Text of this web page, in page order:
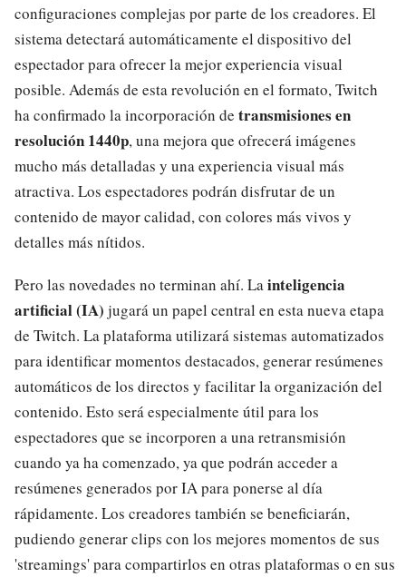
configuraciones complejas por parte de los creadores. El
sistema detectará automáticamente el dispositivo del
espectador para ofrecer la mejor experiencia visual
posible. Además de esta revolución en el formato, Twitch
ha confirmado la incorporación de transmisiones en
resolución 1440p, una mejora que ofrecerá imágenes
mucho más detalladas y una experiencia visual más
atractiva. Los espectadores podrán disfrutar de un
contenido de mayor calidad, con colores más vivos y
detalles más nítidos.
Pero las novedades no terminan ahí. Lainteligencia
artificial (IA) jugará un papel central en esta nueva etapa
de Twitch. La plataforma utilizará sistemas automatizados
para identificar momentos destacados, generar resúmenes
automáticos de los directos y facilitar la organización del
contenido. Esto será especialmente útil para los
espectadores que se incorporen a una retransmisión
cuando ya ha comenzado, ya que podrán acceder a
resúmenes generados por IA para ponerse al día
rápidamente. Los creadores también se beneficiarán,
pudiendo generar clips con los mejores momentos de sus
'streamings' para compartirlos en otras plataformas o en sus